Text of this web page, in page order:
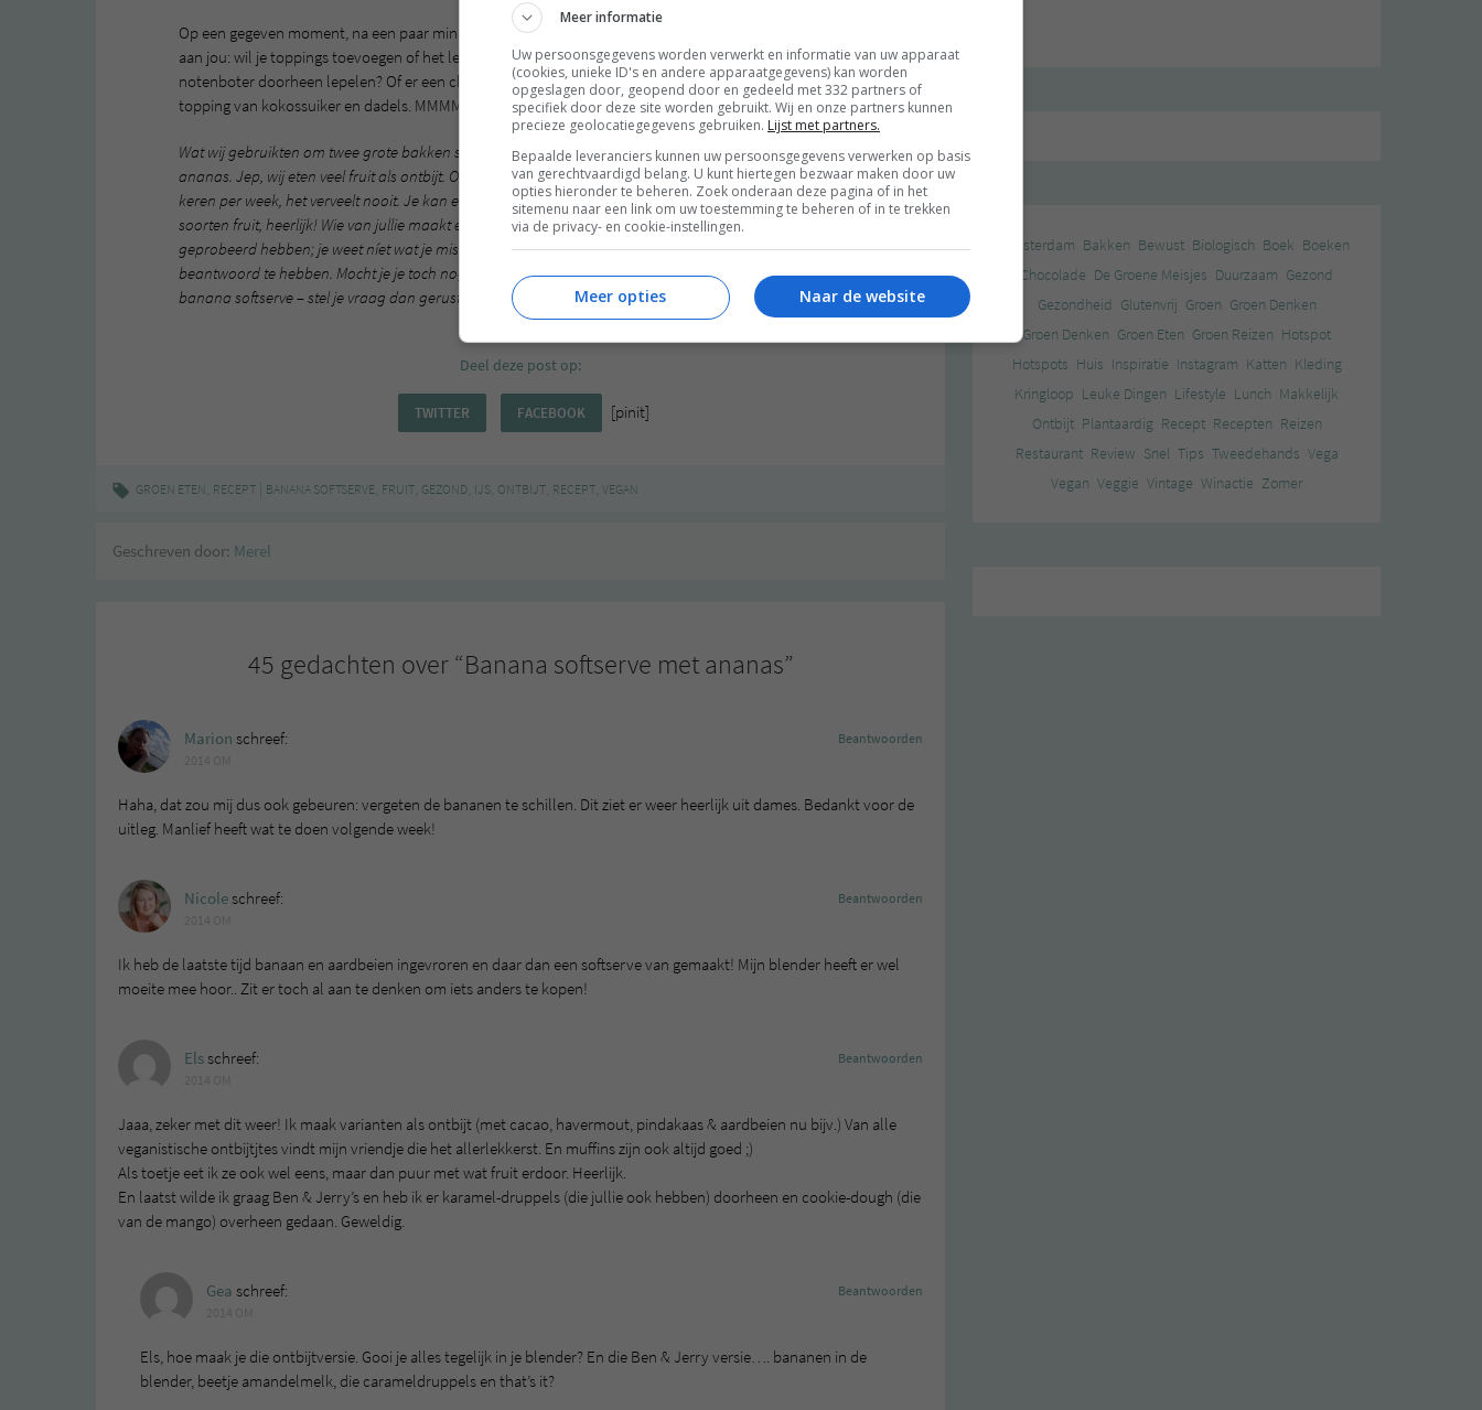
Op een gegeven moment, na een paar minuten, zijn je bananen verandert in ijs. It’s magic! Daarna is het
aan jou: wil je toppings toevoegen of het lekker naturel houden? Wil je er pindakaas of een andere
notenboter doorheen lepelen? Of er een chocoladesaus overheendrizzelen? Wij kozen hier voor een
topping van kokossuiker en dadels. MMMM!
Wat wij gebruikten om twee grote bakken softserve te maken: 10 bananen (5 per persoon) en 1 hele
ananas. Jep, wij eten veel fruit als ontbijt. Ook al eten we al jaren banana softserves en soms meerdere
keren per week, het verveelt nooit. Je kan eindeloos variëren. Cookiedough, nootjes, chocolade, allerlei
soorten fruit, heerlijk! Wie van jullie maakt er ook wel eens een banana softserve? Mocht je dit nog nooit
geprobeerd hebben; je weet níet wat je mist! We hopen met dit artikeltje wat veelgestelde vragen
beantwoord te hebben. Mocht je je toch nog iets anders afvragen – over de wonderlijke wereld van de
banana softserve – stel je vraag dan gerust hieronder bij de comments!
Deel deze post op:
TWITTER FACEBOOK [pinit]
GROEN ETEN, RECEPT BANANA SOFTSERVE, FRUIT, GEZOND, IJS, ONTBIJT, RECEPT, VEGAN
Geschreven door: Merel
45 gedachten over “Banana softserve met ananas”
Marion schreef:
Haha, dat zou mij dus ook gebeuren: vergeten de bananen te schillen. Dit ziet er weer heerlijk uit dames. Bedankt voor de
uitleg. Manlief heeft wat te doen volgende week!
Beantwoorden
Nicoleschreef:
Ik heb de laatste tijd banaan en aardbeien ingevroren en daar dan een softserve van gemaakt! Mijn blender heeft er wel
moeite mee hoor.. Zit er toch al aan te denken om iets anders te kopen!
Beantwoorden
Elsschreef:
Jaaa, zeker met dit weer! Ik maak varianten als ontbijt (met cacao, havermout, pindakaas & aardbeien nu bijv.) Van alle
veganistische ontbijtjtes vindt mijn vriendje die het allerlekkerst. En muffins zijn ook altijd goed ;)
Als toetje eet ik ze ook wel eens, maar dan puur met wat fruit erdoor. Heerlijk.
En laatst wilde ik graag Ben & Jerry’s en heb ik er karamel-druppels (die jullie ook hebben) doorheen en cookie-dough (die
van de mango) overheen gedaan. Geweldig.
Beantwoorden
Gea schreef:
Els, hoe maak je die ontbijtversie. Gooi je alles tegelijk in je blender? En die Ben & Jerry versie…. bananen in de
blender, beetje amandelmelk, die carameldruppels en that’s it?
Beantwoorden
Amsterdam Bakken Bewust Biologisch Boek Boeken
Chocolade De Groene Meisjes Duurzaam Gezond
Gezondheid Glutenvrij Groen Groen Denken
Groen Denken Groen Eten Groen Reizen Hotspot
Hotspots Huis Inspiratie Instagram Katten Kleding
Kringloop Leuke Dingen Lifestyle Lunch Makkelijk
Ontbijt Plantaardig Recept Recepten Reizen
Restaurant Review Snel Tips Tweedehands Vega
Vegan Veggie Vintage Winactie Zomer
Meer informatie
Uw persoonsgegevens worden verwerkt en informatie van uw apparaat
(cookies, unieke ID's en andere apparaatgegevens) kan worden
opgeslagen door, geopend door en gedeeld met 332 partners of
specifiek door deze site worden gebruikt. Wij en onze partners kunnen
precieze geolocatiegegevens gebruiken. Lijst met partners.
Bepaalde leveranciers kunnen uw persoonsgegevens verwerken op basis
van gerechtvaardigd belang. U kunt hiertegen bezwaar maken door uw
opties hieronder te beheren. Zoek onderaan deze pagina of in het
sitemenu naar een link om uw toestemming te beheren of in te trekken
via de privacy- en cookie-instellingen.
Naar de website
Meer opties